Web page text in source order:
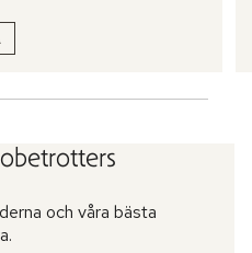
och våra bästa